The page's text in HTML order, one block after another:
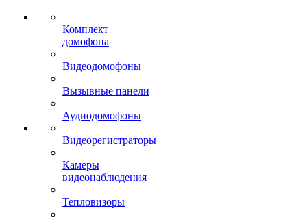
Комплект
домофона
Видеодомофоны
Вызывные панели
Аудиодомофоны
Видеорегистраторы
Камеры
видеонаблюдения
Тепловизоры